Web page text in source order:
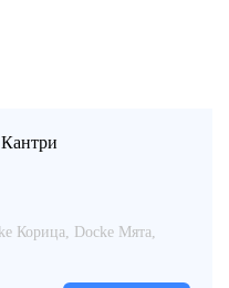
Корица, Docke Мята,